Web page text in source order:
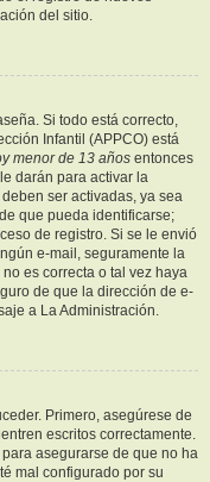
del sitio.
Si todo está correcto,
Infantil (APPCO) está
menor de 13 años entonces
darán para activar la
ser activadas, ya sea
que pueda identificarse;
de registro. Si se le envió
e-mail, seguramente la
es correcta o tal vez haya
de que la dirección de e-
a La Administración.
Primero, asegúrese de
escritos correctamente.
asegurarse de que no ha
mal configurado por su